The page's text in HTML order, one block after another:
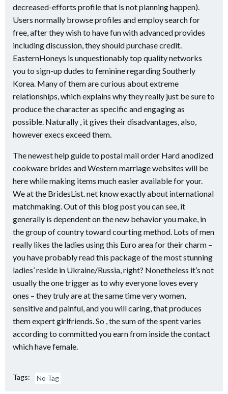
decreased-efforts profile that is not planning happen).
Users normally browse profiles and employ search for
free, after they wish to have fun with advanced provides
including discussion, they should purchase credit.
EasternHoneys is unquestionably top quality networks
you to sign-up dudes to feminine regarding Southerly
Korea. Many of them are curious about extreme
relationships, which explains why they really just be sure to
produce the character as specific and engaging as
possible. Naturally , it gives their disadvantages, also,
however execs exceed them.
The newest help guide to postal mail order Hard anodized
cookware brides and Western marriage websites will be
here while making items much easier available for your.
We at the BridesList. net know exactly about international
matchmaking. Out of this blog post you can see, it
generally is dependent on the new behavior you make, in
the group of country toward courting method. Lots of men
really likes the ladies using this Euro area for their charm –
you have probably read this package of the most stunning
ladies’ reside in Ukraine/Russia, right? Nonetheless it’s not
usually the one trigger as to why everyone loves every
ones – they truly are at the same time very women,
sensitive and painful, and you will caring, that produces
them expert girlfriends. So , the sum of the spent varies
according to committed you earn from inside the contact
which have female.
Tags: No Tag